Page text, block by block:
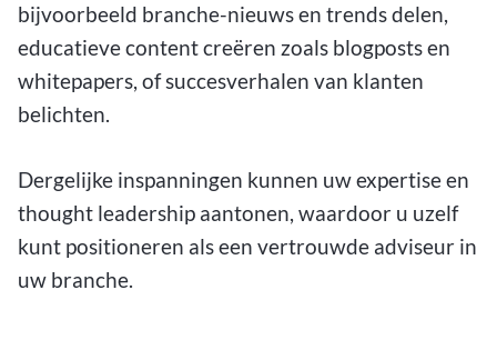
bijvoorbeeld branche-nieuws en trends delen,
educatieve content creëren zoals blogposts en
whitepapers, of succesverhalen van klanten
belichten.
Dergelijke inspanningen kunnen uw expertise en
thought leadership aantonen, waardoor u uzelf
kunt positioneren als een vertrouwde adviseur in
uw branche.